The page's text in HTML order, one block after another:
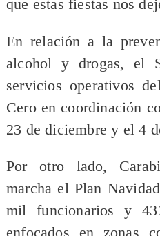
que estas fiestas nos
En relación a la
alcohol y drogas, el
servicios operativos
Cero en coordinación
23 de diciembre y el 4
Por otro lado,
marcha el Plan
mil funcionarios y